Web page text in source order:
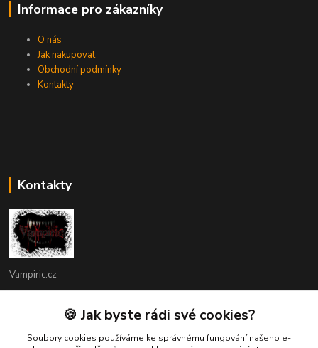
Informace pro zákazníky
O nás
Jak nakupovat
Obchodní podmínky
Kontakty
Kontakty
Vampiric.cz
+420 774 198 598
(Po-Pá, 9-16 hod.)
🍪 Jak byste rádi své cookies?
Soubory cookies používáme ke správnému fungování našeho e-